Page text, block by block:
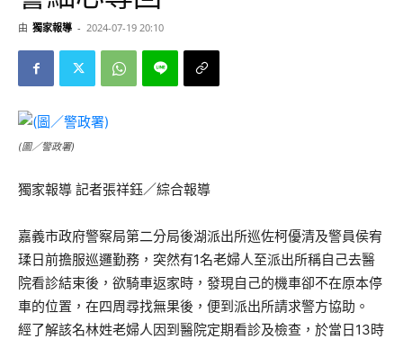
由 獨家報導 - 2024-07-19 20:10
(圖／警政署)
獨家報導 記者張祥鈺／綜合報導
嘉義市政府警察局第二分局後湖派出所巡佐柯優清及警員侯宥
瑈日前擔服巡邏勤務，突然有1名老婦人至派出所稱自己去醫
院看診結束後，欲騎車返家時，發現自己的機車卻不在原本停
車的位置，在四周尋找無果後，便到派出所請求警方協助。
經了解該名林姓老婦人因到醫院定期看診及檢查，於當日13時